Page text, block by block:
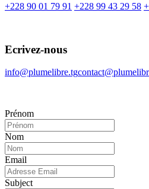
+228 90 01 79 91 +228 99 43 29 58
Ecrivez-nous
info@plumelibre.tg
Prénom
Nom
Email
Subject